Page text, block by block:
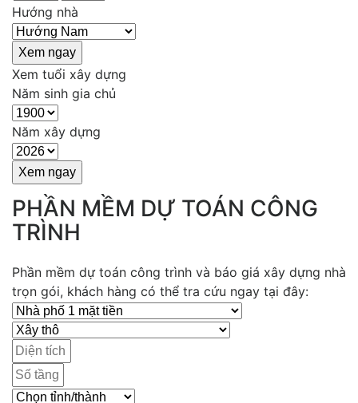
Hướng nhà
Xem tuổi xây dựng
Năm sinh gia chủ
Năm xây dựng
PHẦN MỀM DỰ TOÁN CÔNG
TRÌNH
Phần mềm dự toán công trình và báo giá xây dựng nhà
trọn gói, khách hàng có thể tra cứu ngay tại đây: